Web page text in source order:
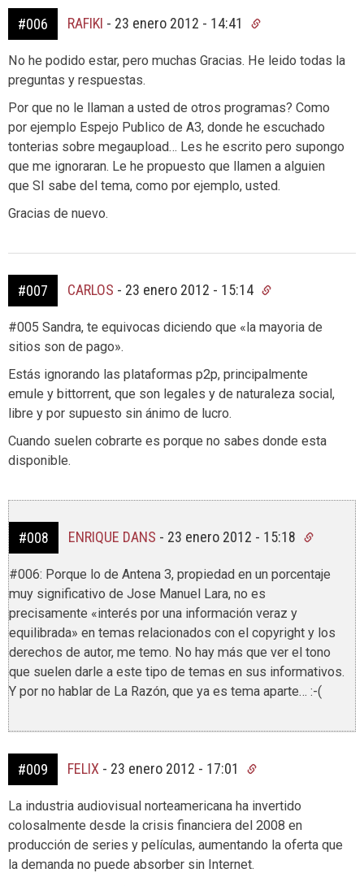
#006 RAFIKI - 23 enero 2012 - 14:41
No he podido estar, pero muchas Gracias. He leido todas la
preguntas y respuestas.
Por que no le llaman a usted de otros programas? Como
por ejemplo Espejo Publico de A3, donde he escuchado
tonterias sobre megaupload… Les he escrito pero supongo
que me ignoraran. Le he propuesto que llamen a alguien
que SI sabe del tema, como por ejemplo, usted.
Gracias de nuevo.
#007 CARLOS - 23 enero 2012 - 15:14
#005 Sandra, te equivocas diciendo que «la mayoria de
sitios son de pago».
Estás ignorando las plataformas p2p, principalmente
emule y bittorrent, que son legales y de naturaleza social,
libre y por supuesto sin ánimo de lucro.
Cuando suelen cobrarte es porque no sabes donde esta
disponible.
#008 ENRIQUE DANS - 23 enero 2012 - 15:18
#006: Porque lo de Antena 3, propiedad en un porcentaje
muy significativo de Jose Manuel Lara, no es
precisamente «interés por una información veraz y
equilibrada» en temas relacionados con el copyright y los
derechos de autor, me temo. No hay más que ver el tono
que suelen darle a este tipo de temas en sus informativos.
Y por no hablar de La Razón, que ya es tema aparte… :-(
#009 FELIX - 23 enero 2012 - 17:01
La industria audiovisual norteamericana ha invertido
colosalmente desde la crisis financiera del 2008 en
producción de series y películas, aumentando la oferta que
la demanda no puede absorber sin Internet.